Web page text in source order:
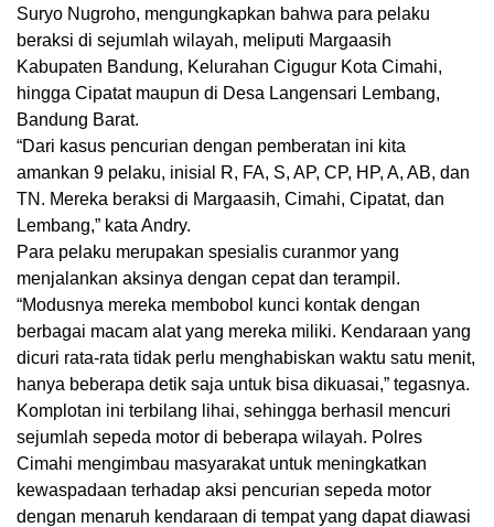
Suryo Nugroho, mengungkapkan bahwa para pelaku
beraksi di sejumlah wilayah, meliputi Margaasih
Kabupaten Bandung, Kelurahan Cigugur Kota Cimahi,
hingga Cipatat maupun di Desa Langensari Lembang,
Bandung Barat.
“Dari kasus pencurian dengan pemberatan ini kita
amankan 9 pelaku, inisial R, FA, S, AP, CP, HP, A, AB, dan
TN. Mereka beraksi di Margaasih, Cimahi, Cipatat, dan
Lembang,” kata Andry.
Para pelaku merupakan spesialis curanmor yang
menjalankan aksinya dengan cepat dan terampil.
“Modusnya mereka membobol kunci kontak dengan
berbagai macam alat yang mereka miliki. Kendaraan yang
dicuri rata-rata tidak perlu menghabiskan waktu satu menit,
hanya beberapa detik saja untuk bisa dikuasai,” tegasnya.
Komplotan ini terbilang lihai, sehingga berhasil mencuri
sejumlah sepeda motor di beberapa wilayah. Polres
Cimahi mengimbau masyarakat untuk meningkatkan
kewaspadaan terhadap aksi pencurian sepeda motor
dengan menaruh kendaraan di tempat yang dapat diawasi